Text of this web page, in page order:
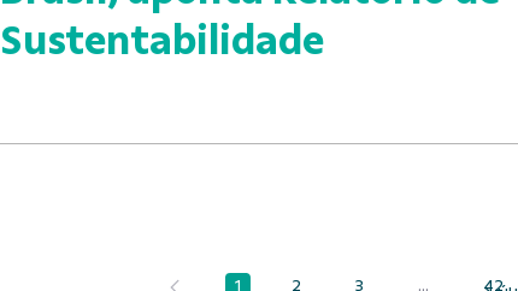
Sustentabilidade
1 2 3 ... 42